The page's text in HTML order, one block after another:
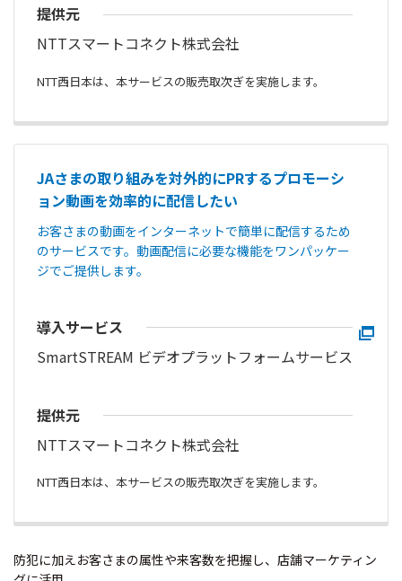
提供元
NTTスマートコネクト株式会社
NTT西日本は、本サービスの販売取次ぎを実施します。
JAさまの取り組みを対外的にPRするプロモーシ
ョン動画を効率的に配信したい
お客さまの動画をインターネットで簡単に配信するため
のサービスです。動画配信に必要な機能をワンパッケー
ジでご提供します。
導入サービス
SmartSTREAM ビデオプラットフォームサービス
提供元
NTTスマートコネクト株式会社
NTT西日本は、本サービスの販売取次ぎを実施します。
防犯に加えお客さまの属性や来客数を把握し、店舗マーケティン